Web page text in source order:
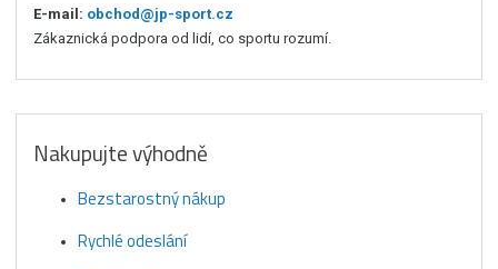
E-mail: obchod@jp-sport.cz
Zákaznická podpora od lidí, co sportu rozumí.
Nakupujte výhodně
Bezstarostný nákup
Rychlé odeslání